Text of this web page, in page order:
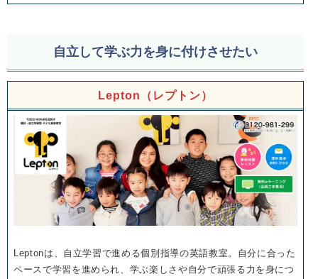
自立して学ぶ力を身に付けさせたい
Lepton（レプトン）
Leptonは、自立学習で進める個別指導の英語教室。自分に合った
ペースで学習を進められ、学ぶ楽しさや自分で頑張る力を身につ